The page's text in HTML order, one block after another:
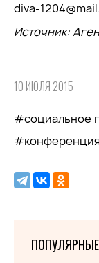
diva-
Источник:
10 ИЮЛЯ 2015
#социальное
#конференция